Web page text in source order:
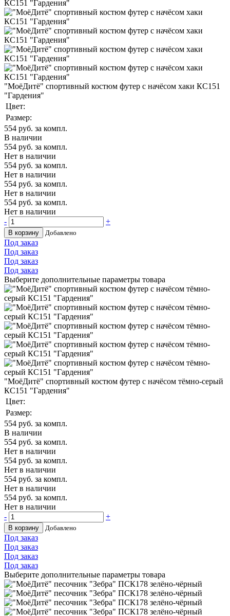
"МоёДитё" спортивный костюм футер с начёсом хаки КС151
"Гардения"
Цвет:
Размер:
554 руб. за компл.
В наличии
554 руб. за компл.
Нет в наличии
554 руб. за компл.
Нет в наличии
554 руб. за компл.
Нет в наличии
554 руб. за компл.
Нет в наличии
-
+
В корзину Добавлено
Под заказ
Под заказ
Под заказ
Под заказ
Выберите дополнительные параметры товара
"МоёДитё" спортивный костюм футер с начёсом тёмно-серый
КС151 "Гардения"
Цвет:
Размер:
554 руб. за компл.
В наличии
554 руб. за компл.
Нет в наличии
554 руб. за компл.
Нет в наличии
554 руб. за компл.
Нет в наличии
554 руб. за компл.
Нет в наличии
-
+
В корзину Добавлено
Под заказ
Под заказ
Под заказ
Под заказ
Выберите дополнительные параметры товара